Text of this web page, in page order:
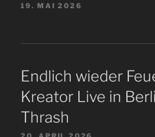
19. MAI 2026
Endlich wieder
Kreator Live in
Thrash
20. APRIL 2026